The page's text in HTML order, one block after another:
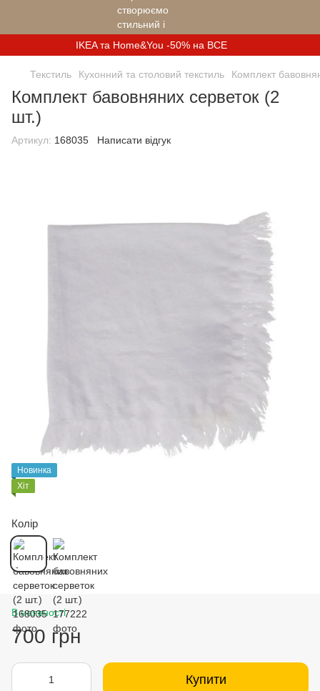
IKEA та Home&You -50% на ВСЕ
Текстиль Кухонний та столовий текстиль Комплект
Комплект бавовняних серветок (2
шт.)
Артикул: 168035 Написати відгук
Новинка
Хіт
Колір
В наявності
700 грн
Купити